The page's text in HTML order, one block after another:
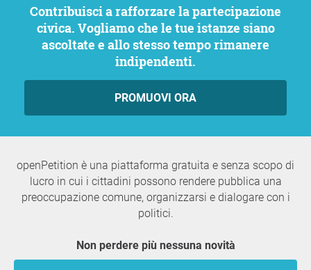
Contribuisci a rafforzare la partecipazione
civica. Vogliamo che le tue istanze siano
ascoltate e allo stesso tempo rimanere
indipendenti.
PROMUOVI ORA
openPetition è una piattaforma gratuita e senza scopo di
lucro in cui i cittadini possono rendere pubblica una
preoccupazione comune, organizzarsi e dialogare con i
politici.
Non perdere più nessuna novità